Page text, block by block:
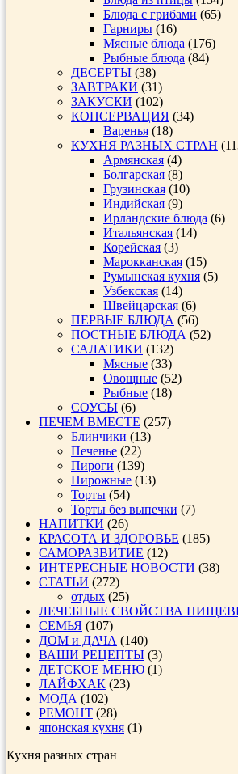
Блюда с грибами (65)
Гарниры (16)
Мясные блюда (176)
Рыбные блюда (84)
ДЕСЕРТЫ (38)
ЗАВТРАКИ (31)
ЗАКУСКИ (102)
КОНСЕРВАЦИЯ (34)
Варенья (18)
КУХНЯ РАЗНЫХ СТРАН
Армянская (4)
Болгарская (8)
Грузинская (10)
Индийская (9)
Ирландские блюда (6)
Итальянская (14)
Корейская (3)
Марокканская (15)
Румынская кухня (5)
Узбекская (14)
Швейцарская (6)
ПЕРВЫЕ БЛЮДА (56)
ПОСТНЫЕ БЛЮДА (52)
САЛАТИКИ (132)
Мясные (33)
Овощные (52)
Рыбные (18)
СОУСЫ (6)
ПЕЧЕМ ВМЕСТЕ (257)
Блинчики (13)
Печенье (22)
Пироги (139)
Пирожные (13)
Торты (54)
Торты без выпечки (7)
НАПИТКИ (26)
КРАСОТА И ЗДОРОВЬЕ (185)
САМОРАЗВИТИЕ (12)
ИНТЕРЕСНЫЕ НОВОСТИ (38)
СТАТЬИ (272)
отдых (25)
ЛЕЧЕБНЫЕ СВОЙСТВА
СЕМЬЯ (107)
ДОМ и ДАЧА (140)
ВАШИ РЕЦЕПТЫ (3)
ДЕТСКОЕ МЕНЮ (1)
ЛАЙФХАК (23)
МОДА (102)
РЕМОНТ (28)
японская кухня (1)
Кухня разных стран